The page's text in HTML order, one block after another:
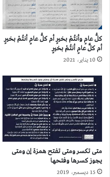
كلُّ عامٍ وأنتُمْ بخيرٍ أم كلُّ عامٍ أنتُمْ بخيرٍ
أم كلَّ عامٍ أنتُمْ بخيرٍ
10 يناير، 2021
متى تكسر ومتى تفتح همزة إن ومتى
يجوز كسرها وفتحها
15 ديسمبر، 2019